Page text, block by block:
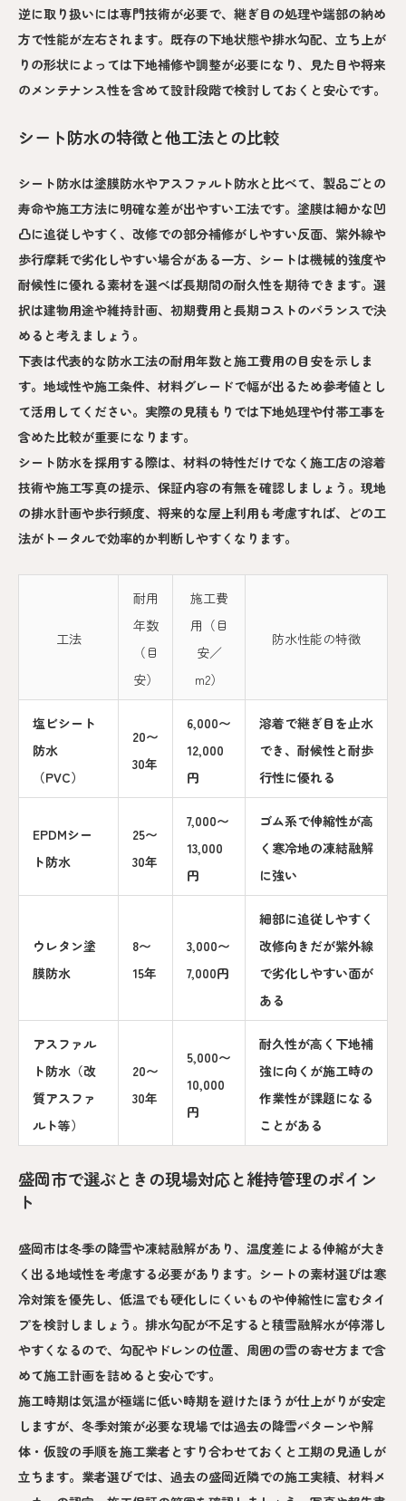
逆に取り扱いには専門技術が必要で、継ぎ目の処理や端部の納め
方で性能が左右されます。既存の下地状態や排水勾配、立ち上が
りの形状によっては下地補修や調整が必要になり、見た目や将来
のメンテナンス性を含めて設計段階で検討しておくと安心です。
シート防水の特徴と他工法との比較
シート防水は塗膜防水やアスファルト防水と比べて、製品ごとの
寿命や施工方法に明確な差が出やすい工法です。塗膜は細かな凹
凸に追従しやすく、改修での部分補修がしやすい反面、紫外線や
歩行摩耗で劣化しやすい場合がある一方、シートは機械的強度や
耐候性に優れる素材を選べば長期間の耐久性を期待できます。選
択は建物用途や維持計画、初期費用と長期コストのバランスで決
めると考えましょう。
下表は代表的な防水工法の耐用年数と施工費用の目安を示しま
す。地域性や施工条件、材料グレードで幅が出るため参考値とし
て活用してください。実際の見積もりでは下地処理や付帯工事を
含めた比較が重要になります。
シート防水を採用する際は、材料の特性だけでなく施工店の溶着
技術や施工写真の提示、保証内容の有無を確認しましょう。現地
の排水計画や歩行頻度、将来的な屋上利用も考慮すれば、どの工
法がトータルで効率的か判断しやすくなります。
工法
耐用
年数
（目
安）
施工費
用（目
安／
m2）
防水性能の特徴
塩ビシート
防水
（PVC）
20〜
30年
6,000〜
12,000
円
溶着で継ぎ目を止水
でき、耐候性と耐歩
行性に優れる
EPDMシー
ト防水
25〜
30年
7,000〜
13,000
円
ゴム系で伸縮性が高
く寒冷地の凍結融解
に強い
ウレタン塗
膜防水
8〜
15年
3,000〜
7,000円
細部に追従しやすく
改修向きだが紫外線
で劣化しやすい面が
ある
アスファル
ト防水（改
質アスファ
ルト等）
20〜
30年
5,000〜
10,000
円
耐久性が高く下地補
強に向くが施工時の
作業性が課題になる
ことがある
盛岡市で選ぶときの現場対応と維持管理のポイン
ト
盛岡市は冬季の降雪や凍結融解があり、温度差による伸縮が大き
く出る地域性を考慮する必要があります。シートの素材選びは寒
冷対策を優先し、低温でも硬化しにくいものや伸縮性に富むタイ
プを検討しましょう。排水勾配が不足すると積雪融解水が停滞し
やすくなるので、勾配やドレンの位置、周囲の雪の寄せ方まで含
めて施工計画を詰めると安心です。
施工時期は気温が極端に低い時期を避けたほうが仕上がりが安定
しますが、冬季対策が必要な現場では過去の降雪パターンや解
体・仮設の手順を施工業者とすり合わせておくと工期の見通しが
立ちます。業者選びでは、過去の盛岡近隣での施工実績、材料メ